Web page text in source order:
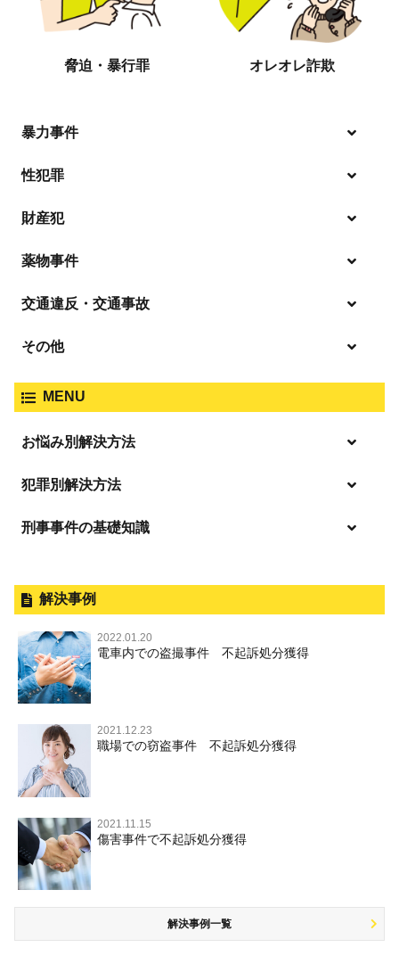
脅迫・暴行罪 オレオレ詐欺
暴力事件
逮捕・監禁
業務妨害
性犯罪
盗撮・のぞき
強姦・準強姦
淫行・援助交際
公然わいせつ，わいせつ物頒布，淫
行勧誘罪
児童ポルノ・リベンジポルノ
財産犯
詐欺
恐喝
薬物事件
危険ドラッグ
交通違反・交通事故
ひき逃げ・当て逃げ
危険運転行為等
自転車事故
その他
商標法違反
ストーカー事件
銃刀法違反
風営法・風適法違反
MENU
お悩み別解決方法
「逮捕」について適切に知ることで不安や悩みを解消する
逮捕後、早急な釈放・保釈を望むときにすべきこと
無実・無罪の証明をしたい
被害者との示談を円満に進めるためには
刑事事件で被疑者を不起訴処分にするには
事件を秘密にするためにとるべき行動とは
自首・出頭の不安や悩みを解消するためには
犯罪別解決方法
事件別－暴力事件
暴行・傷害
殺人
過失致死・過失傷害
脅迫・強要
逮捕・監禁
略取・誘拐・人身売買
器物損壊
業務妨害
公務執行妨害
性犯罪 TOP
痴漢
盗撮，のぞき
不同意わいせつ（旧：強制わいせつ，準強制わいせつ），
監護者わいせつ
不同意性交等・監護者性交等
淫行・援助交際
公然わいせつ罪，わいせつ物頒布罪，淫行勧誘罪
児童ポルノ，リベンジポルノ
風営法・風適法違反
事件別－財産犯
財産犯 TOP
窃盗罪
詐欺罪
恐喝罪
盗品売買・譲り受け等
知的財産と刑事事件
事件別－薬物事件
薬物事件 TOP
覚せい剤
大麻
麻薬及び向精神薬
危険ドラッグ
事件別－交通違反・交通事故
交通違反・交通事故 TOP
人身事故・死亡事故
ひき逃げ・当て逃げ
無免許運転
飲酒運転
その他
その他 TOP
商標法違反
放火・失火
犯罪収益移転防止法違反
ストーカー事件
刑事事件の基礎知識
外国人事件の手続きと特色
刑事裁判の概要・手続
公務員の逮捕・刑事事件
控訴・上告
国選弁護士と私選弁護士の違い
裁判員裁判
司法取引・刑事免責
取調べの注意点
少年事件の手続と特色
解決事例
2022.01.20
電車内での盗撮事件 不起訴処分獲得
2021.12.23
職場での窃盗事件 不起訴処分獲得
2021.11.15
傷害事件で不起訴処分獲得
解決事例一覧